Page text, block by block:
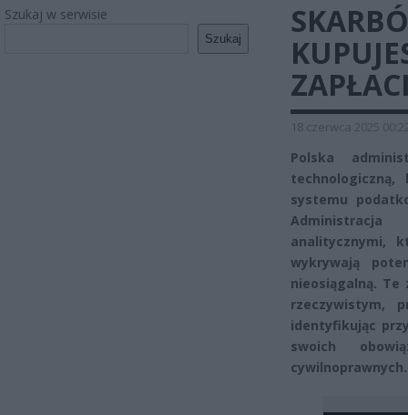
Szukaj w serwisie
Szukaj
18 czerwca 2025
Polska
systemu
Administracja
analitycznymi,
wykrywają
nieosiągalną. Te
rzeczywistym,
identyfikując
swoich
cywilnoprawnych.